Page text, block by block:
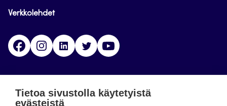
Verkkolehdet
FacebookInstagramLinkedinTwitter
Tietoa sivustolla käytetyistä
evästeistä